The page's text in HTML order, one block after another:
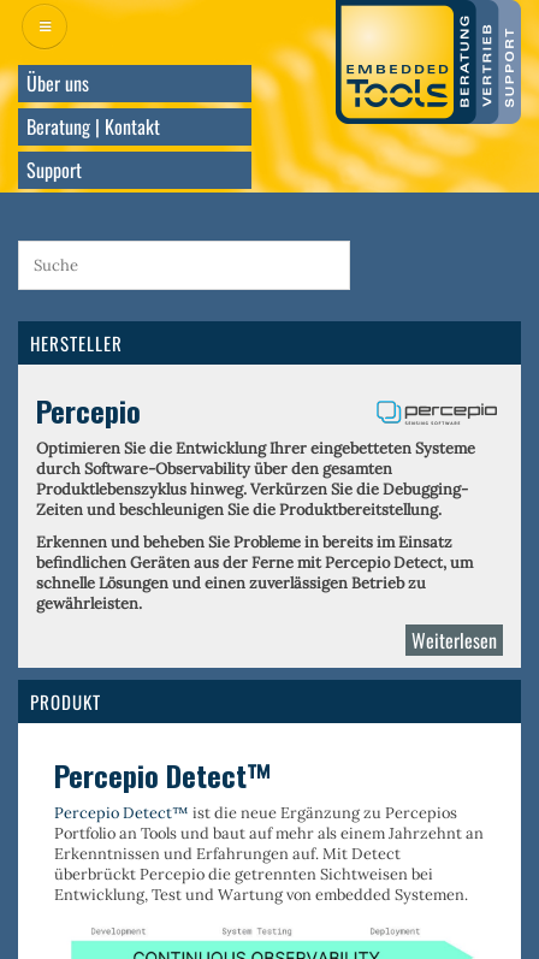
Direkt
zum
InhaltÜber uns
Beratung | Kontakt
Support
HERSTELLER
Percepio
Optimieren Sie die Entwicklung Ihrer eingebetteten Systeme
durch Software-Observability über den gesamten
Produktlebenszyklus hinweg. Verkürzen Sie die Debugging-
Zeiten und beschleunigen Sie die Produktbereitstellung.
Erkennen und beheben Sie Probleme in bereits im Einsatz
befindlichen Geräten aus der Ferne mit Percepio Detect, um
schnelle Lösungen und einen zuverlässigen Betrieb zu
gewährleisten.
Weiterlesen
PRODUKT
Percepio Detect™
Percepio Detect™ ist die neue Ergänzung zu Percepios
Portfolio an Tools und baut auf mehr als einem Jahrzehnt an
Erkenntnissen und Erfahrungen auf. Mit Detect
überbrückt Percepio die getrennten Sichtweisen bei
Entwicklung, Test und Wartung von embedded Systemen.